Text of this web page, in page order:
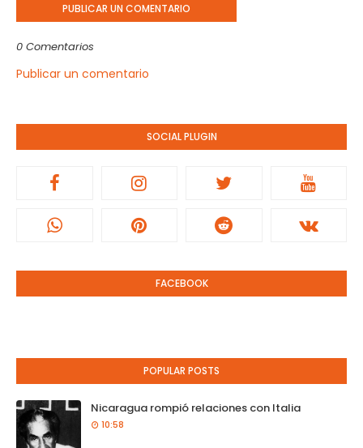
PUBLICAR UN COMENTARIO
0 Comentarios
Publicar un comentario
SOCIAL PLUGIN
FACEBOOK
POPULAR POSTS
Nicaragua rompió relaciones con Italia
10:58